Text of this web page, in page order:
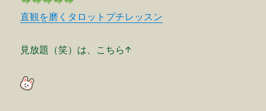
直観を磨くタロットプチレッスン
見放題（笑）は、こちら↑